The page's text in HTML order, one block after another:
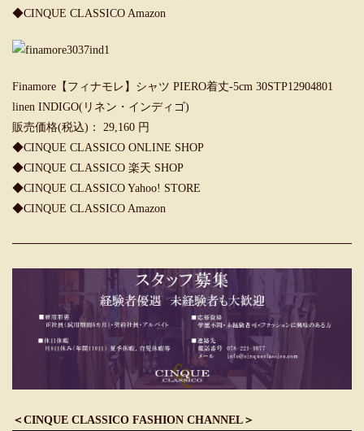
◆CINQUE CLASSICO Amazon
Finamore【フィナモレ】シャツ PIERO着丈-5cm 30STP12904801
linen INDIGO(リネン・インディゴ)
販売価格(税込)： 29,160 円
◆CINQUE CLASSICO ONLINE SHOP
◆CINQUE CLASSICO 楽天 SHOP
◆CINQUE CLASSICO Yahoo! STORE
◆CINQUE CLASSICO Amazon
＜CINQUE CLASSICO FASHION CHANNEL＞